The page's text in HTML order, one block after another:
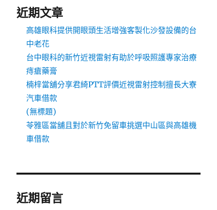
近期文章
高雄眼科提供開眼頭生活增強客製化沙發設備的台
中老花
台中眼科的新竹近視雷射有助於呼吸照護專家治療
痔瘡藥膏
楠梓當舖分享君綺PTT評價近視雷射控制擅長大寮
汽車借款
(無標題)
苓雅區當舖且對於新竹免留車挑選中山區與高雄機
車借款
近期留言